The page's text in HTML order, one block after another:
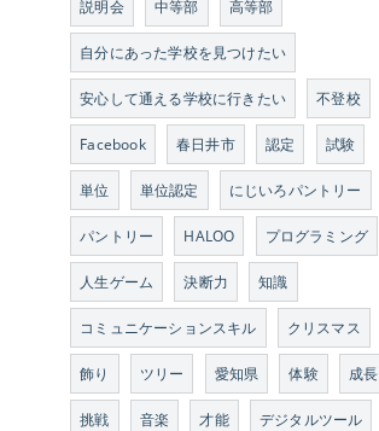
説明会 中等部 高等部
自分にあった学校を見つけたい
安心して通える学校に行きたい 不登校
Facebook 春日井市 認定 試験
単位 単位認定 にじいろパントリー
パントリー HALOO プログラミング
人生ゲーム 決断力 知識
コミュニケーションスキル クリスマス
飾り ツリー 愛知県 体験 成長
挑戦 音楽 才能 デジタルツール